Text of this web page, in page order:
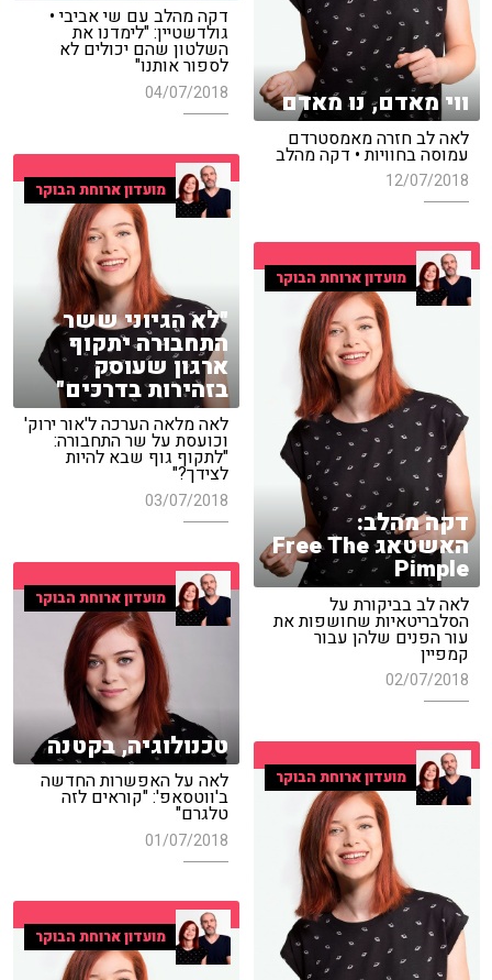
ווי מאדם, נו מאדם
לאה לב חזרה מאמסטרדם
עמוסה בחוויות • דקה מהלב
12/07/2018
דקה מהלב עם שי אביבי •
גולדשטיין: "לימדנו את
השלטון שהם יכולים לא
לספור אותנו"
04/07/2018
מועדון ארוחת הבוקר
"לא הגיוני ששר
התחבורה יתקוף
ארגון שעוסק
בזהירות בדרכים"
לאה מלאה הערכה ל'אור ירוק'
וכועסת על שר התחבורה:
"לתקוף גוף שבא להיות
לצידך?"
03/07/2018
מועדון ארוחת הבוקר
דקה מהלב:
האשטאג Free The
Pimple
לאה לב בביקורת על
הסלבריטאיות שחושפות את
עור הפנים שלהן עבור
קמפיין
02/07/2018
מועדון ארוחת הבוקר
טכנולוגיה, בקטנה
לאה על האפשרות החדשה
ב'ווטסאפ': "קוראים לזה
טלגרם"
01/07/2018
מועדון ארוחת הבוקר
מועדון ארוחת הבוקר